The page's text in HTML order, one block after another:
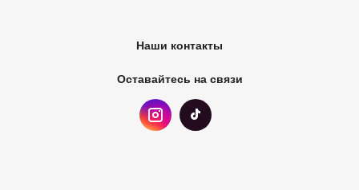
Наши контакты
Оставайтесь на связи